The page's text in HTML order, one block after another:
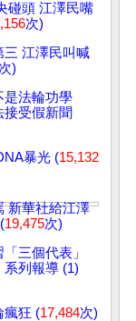
碰頭 江澤民嘴
次)
三 江澤民叫喊
次)
是法輪功學
接受假新聞
暴光 (15,132
新華社給江澤
(19,475次)
三個代表」
列報導 (1)
瘋狂 (17,484次)